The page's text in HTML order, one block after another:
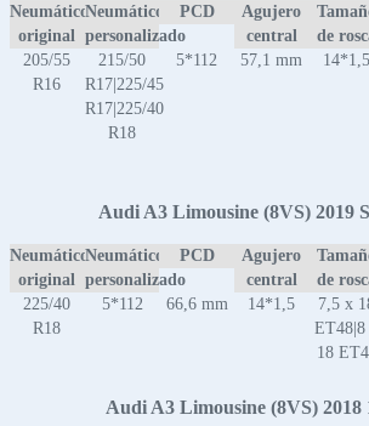
Neumático
original
Neumático
personalizado
PCD
Agujero
central
de
205/55
R16
215/50
R17|225/45
R17|225/40
R18
5*112 57,1 mm 14*1,5
Audi A3 Limousine (8VS) 2019
Neumático
original
Neumático
personalizado
PCD
Agujero
central
de
225/40
R18
5*112 66,6 mm 14*1,5
7,5 x
ET48|8
18
Audi A3 Limousine (8VS) 2018